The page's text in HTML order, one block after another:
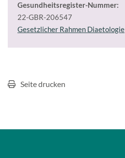
Gesundheitsregister-Nummer:
22-GBR-206547
Gesetzlicher Rahmen Diaetologie
Seite drucken